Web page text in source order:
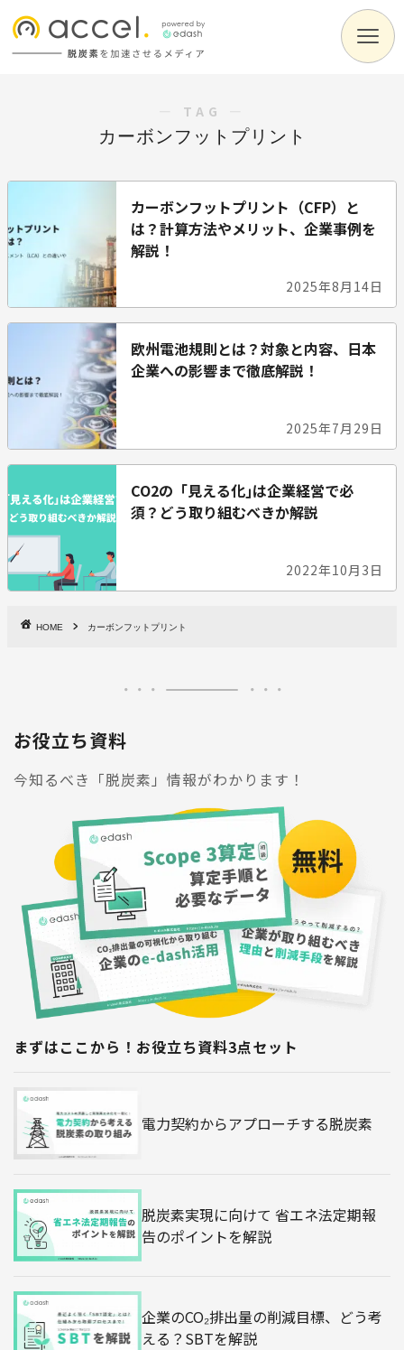
― TAG ―
カーボンフットプリント
カーボンフットプリント（CFP）と
は？計算方法やメリット、企業事例を
解説！
2025年8月14日
欧州電池規則とは？対象と内容、日本
企業への影響まで徹底解説！
2025年7月29日
CO2の「見える化｣は企業経営で必
須？どう取り組むべきか解説
2022年10月3日
HOME カーボンフットプリント
お役立ち資料
今知るべき「脱炭素」情報がわかります！
まずはここから！お役立ち資料3点セット
電力契約からアプローチする脱炭素
脱炭素実現に向けて 省エネ法定期報
告のポイントを解説
企業のCO₂排出量の削減目標、どう考
える？SBTを解説